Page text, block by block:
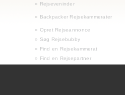
» Rejseveninder
» Backpacker Rejsekammerater
» Opret Rejseannonce
» Søg Rejsebubby
» Find en Rejsekammerat
» Find en Rejsepartner